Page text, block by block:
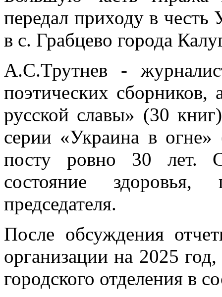
передал приходу в
в с. Грабцево города
А.С.Трутнев -
поэтических сборников,
русской славы» (30
серии «Украина в
посту ровно 30 лет.
состояние здоровья,
председателя.
После обсуждения
организации на 2025
городского отделения в